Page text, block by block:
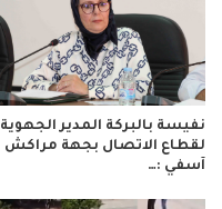
نفيسة بالبركة المدير الجهوية
لقطاع الاتصال بجهة مراكش
آسفي :…